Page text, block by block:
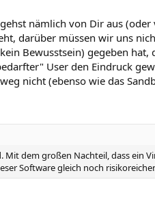
nämlich von Dir aus (oder
darüber müssen wir uns
Bewusstsein) gegeben hat,
User den Eindruck
nicht (ebenso wie das
dem großen Nachteil, dass ein
Software gleich noch